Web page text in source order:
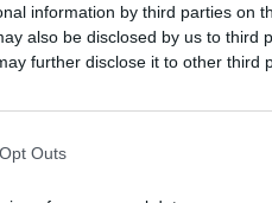
information by third parties on
also be disclosed by us to third
further disclose it to other third
Outs